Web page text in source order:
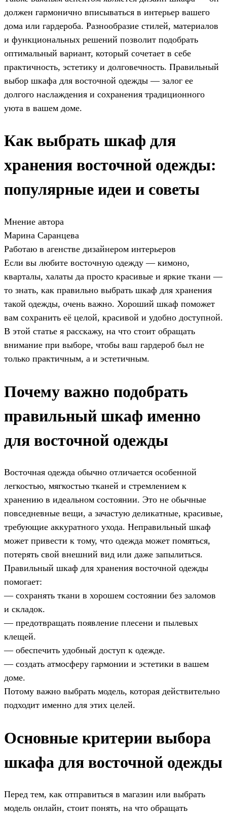
должен гармонично вписываться в интерьер вашего
дома или гардероба. Разнообразие стилей, материалов
и функциональных решений позволит подобрать
оптимальный вариант, который сочетает в себе
практичность, эстетику и долговечность. Правильный
выбор шкафа для восточной одежды — залог ее
долгого наслаждения и сохранения традиционного
уюта в вашем доме.
Как выбрать шкаф для
хранения восточной одежды:
популярные идеи и советы
Мнение автора
Марина Саранцева
Работаю в агенстве дизайнером интерьеров
Если вы любите восточную одежду — кимоно,
кварталы, халаты да просто красивые и яркие ткани —
то знать, как правильно выбрать шкаф для хранения
такой одежды, очень важно. Хороший шкаф поможет
вам сохранить её целой, красивой и удобно доступной.
В этой статье я расскажу, на что стоит обращать
внимание при выборе, чтобы ваш гардероб был не
только практичным, а и эстетичным.
Почему важно подобрать
правильный шкаф именно
для восточной одежды
Восточная одежда обычно отличается особенной
легкостью, мягкостью тканей и стремлением к
хранению в идеальном состоянии. Это не обычные
повседневные вещи, а зачастую деликатные, красивые,
требующие аккуратного ухода. Неправильный шкаф
может привести к тому, что одежда может помяться,
потерять свой внешний вид или даже запылиться.
Правильный шкаф для хранения восточной одежды
помогает:
— сохранять ткани в хорошем состоянии без заломов
и складок.
— предотвращать появление плесени и пылевых
клещей.
— обеспечить удобный доступ к одежде.
— создать атмосферу гармонии и эстетики в вашем
доме.
Потому важно выбрать модель, которая действительно
подходит именно для этих целей.
Основные критерии выбора
шкафа для восточной одежды
Перед тем, как отправиться в магазин или выбрать
модель онлайн, стоит понять, на что обращать